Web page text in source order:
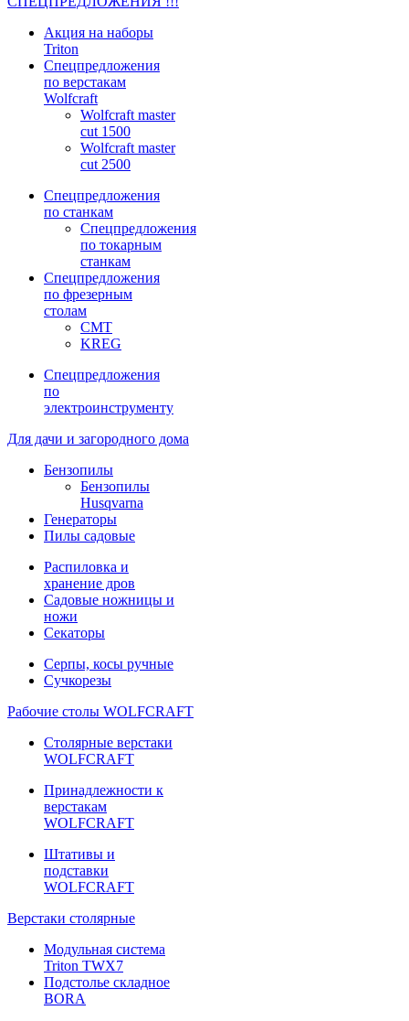
Акция на наборы
Triton
Спецпредложения
по верстакам
Wolfcraft
Wolfcraft master
cut 1500
Wolfcraft master
cut 2500
Спецпредложения
по станкам
Спецпредложения
по токарным
станкам
Спецпредложения
по фрезерным
столам
CMT
KREG
Спецпредложения
по
электроинструменту
Для дачи и загородного дома
Бензопилы
Бензопилы
Husqvarna
Генераторы
Пилы садовые
Распиловка и
хранение дров
Садовые ножницы и
ножи
Секаторы
Серпы, косы ручные
Сучкорезы
Рабочие столы WOLFCRAFT
Столярные верстаки
WOLFCRAFT
Принадлежности к
верстакам
WOLFCRAFT
Штативы и
подставки
WOLFCRAFT
Верстаки столярные
Модульная система
Triton TWX7
Подстолье складное
BORA